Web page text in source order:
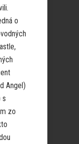
o
Angel)
s
zo